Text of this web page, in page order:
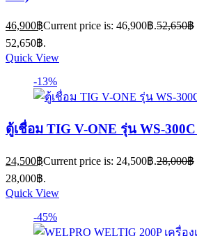
46,900฿Current price is: 46,900฿.52,650฿
52,650฿.
Quick View
-13%
ตู้เชื่อม TIG V-ONE รุ่น WS-
24,500฿Current price is: 24,500฿.28,000฿
28,000฿.
Quick View
-45%